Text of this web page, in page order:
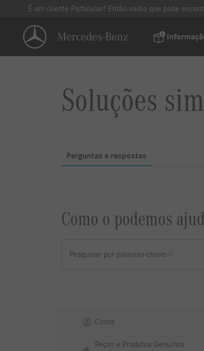
É um cliente Particular? Então saiba que pode
Soluções
Perguntas e respostas
Como o podemos
Pesquisar por palavras-chave
Conta
Peças e Produtos Genuínos